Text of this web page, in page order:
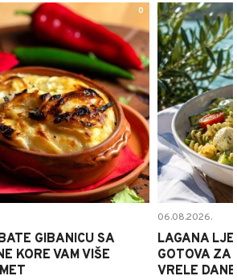
0
GIBANICU SA
KORE VAM VIŠE
06.08.2026.
LAGANA
GOTOVA ZA
VRELE DANE